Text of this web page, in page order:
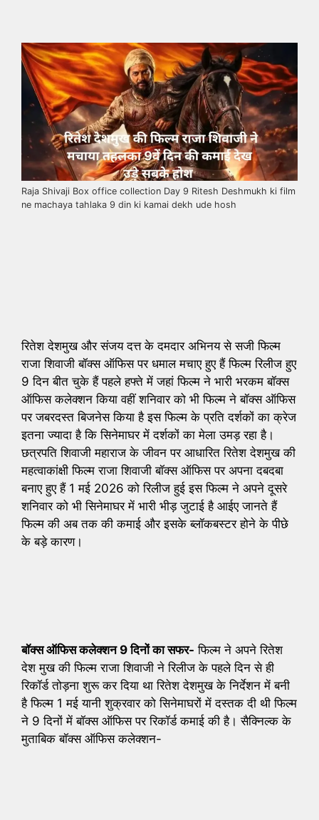
Raja Shivaji Box office collection Day 9 Ritesh Deshmukh ki film
ne machaya tahlaka 9 din ki kamai dekh ude hosh
रितेश देशमुख और संजय दत्त के दमदार अभिनय से सजी फिल्म
राजा शिवाजी बॉक्स ऑफिस पर धमाल मचाए हुए हैं फिल्म रिलीज हुए
9 दिन बीत चुके हैं पहले हफ्ते में जहां फिल्म ने भारी भरकम बॉक्स
ऑफिस कलेक्शन किया वहीं शनिवार को भी फिल्म ने बॉक्स ऑफिस
पर जबरदस्त बिजनेस किया है इस फिल्म के प्रति दर्शकों का क्रेज
इतना ज्यादा है कि सिनेमाघर में दर्शकों का मेला उमड़ रहा है।
छत्रपति शिवाजी महाराज के जीवन पर आधारित रितेश देशमुख की
महत्वाकांक्षी फिल्म राजा शिवाजी बॉक्स ऑफिस पर अपना दबदबा
बनाए हुए हैं 1 मई 2026 को रिलीज हुई इस फिल्म ने अपने दूसरे
शनिवार को भी सिनेमाघर में भारी भीड़ जुटाई है आईए जानते हैं
फिल्म की अब तक की कमाई और इसके ब्लॉकबस्टर होने के पीछे
के बड़े कारण।
बॉक्स ऑफिस कलेक्शन 9 दिनों का सफर- फिल्म ने अपने रितेश
देश मुख की फिल्म राजा शिवाजी ने रिलीज के पहले दिन से ही
रिकॉर्ड तोड़ना शुरू कर दिया था रितेश देशमुख के निर्देशन में बनी
है फिल्म 1 मई यानी शुक्रवार को सिनेमाघरों में दस्तक दी थी फिल्म
ने 9 दिनों में बॉक्स ऑफिस पर रिकॉर्ड कमाई की है। सैक्निल्क के
मुताबिक बॉक्स ऑफिस कलेक्शन-